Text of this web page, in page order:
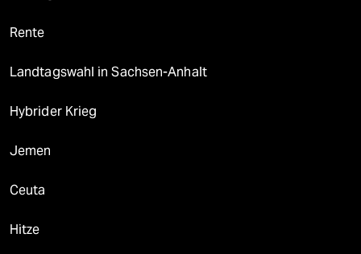
Rente
Landtagswahl in Sachsen-Anhalt
Hybrider Krieg
Jemen
Ceuta
Hitze